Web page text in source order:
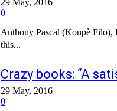
29 May, 2016
0
Anthony Pascal (Konpè
this...
Crazy books: “A
29 May, 2016
0